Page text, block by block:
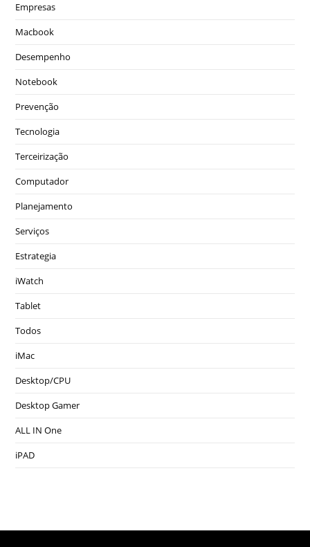
Empresas
Macbook
Desempenho
Notebook
Prevenção
Tecnologia
Terceirização
Computador
Planejamento
Serviços
Estrategia
iWatch
Tablet
Todos
iMac
Desktop/CPU
Desktop Gamer
ALL IN One
iPAD